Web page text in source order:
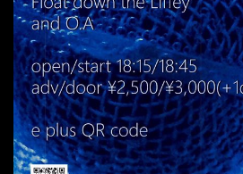
PRICE
ACCESS
BLOG
CONTACT